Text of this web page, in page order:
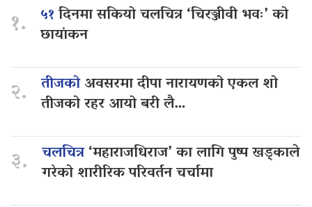
१. ५१दिनमा सकियो चलचित्र ‘चिरञ्जीवी भवः’ को
छायांकन
२. तीजकोअवसरमा दीपा नारायणको एकल शो
तीजको रहर आयो बरी लै…
३. चलचित्र‘महाराजधिराज’ का लागि पुष्प खड्काले
गरेको शारीरिक परिवर्तन चर्चामा